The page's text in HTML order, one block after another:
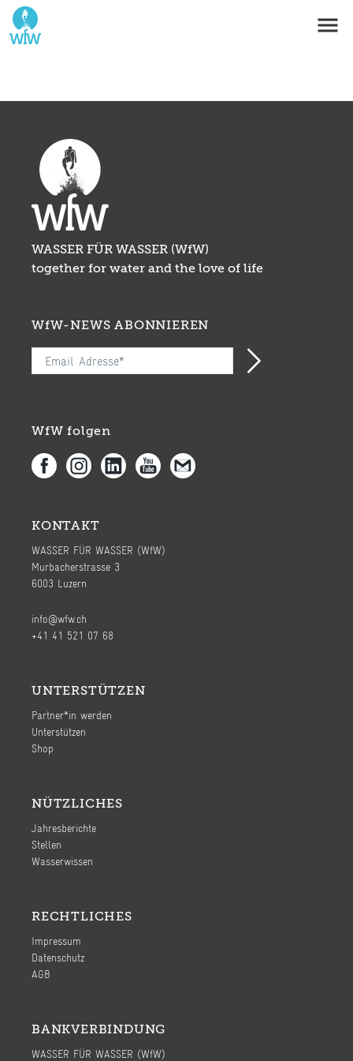
WASSER FÜR WASSER (WfW)
together for water and the love of life
WfW-NEWS ABONNIEREN
WfW folgen
KONTAKT
WASSER FÜR WASSER (WfW)
Murbacherstrasse 3
6003 Luzern
info@wfw.ch
+41 41 521 07 68
UNTERSTÜTZEN
Partner*in werden
Unterstützen
Shop
NÜTZLICHES
Jahresberichte
Stellen
Wasserwissen
RECHTLICHES
Impressum
Datenschutz
AGB
BANKVERBINDUNG
WASSER FÜR WASSER (WfW)